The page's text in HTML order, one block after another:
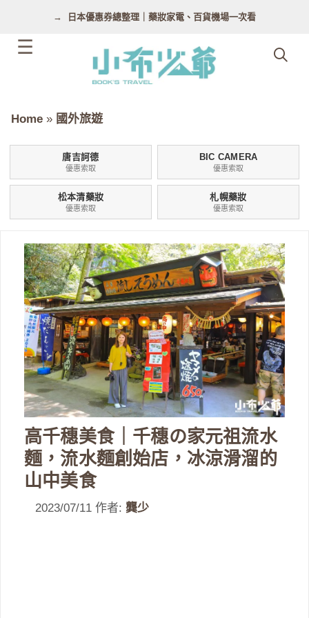
日本優惠券總整理｜藥妝家電、百貨機場一次看
Home » 國外旅遊
唐吉訶德
優惠索取
BIC CAMERA
優惠索取
松本清藥妝
優惠索取
札幌藥妝
優惠索取
高千穗美食｜千穗の家元祖流水
麵，流水麵創始店，冰涼滑溜的
山中美食
2023/07/11 作者: 龔少